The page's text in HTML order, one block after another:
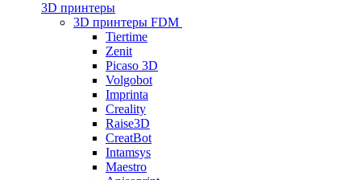
3D принтеры
3D принтеры FDM
Tiertime
Zenit
Picaso 3D
Volgobot
Imprinta
Creality
Raise3D
CreatBot
Intamsys
Maestro